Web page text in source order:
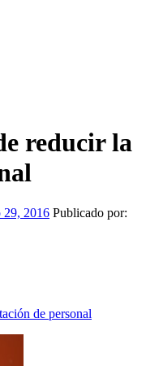
reducir la
29, 2016 Publicado por:
de personal